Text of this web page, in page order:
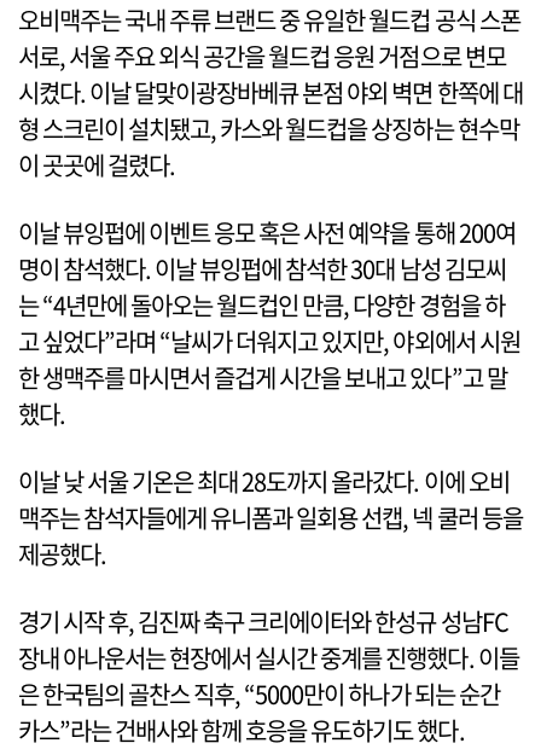
오비맥주는 국내 주류 브랜드 중 유일한 월드컵 공식 스폰
서로, 서울 주요 외식 공간을 월드컵 응원 거점으로 변모
시켰다. 이날 달맞이광장바베큐 본점 야외 벽면 한쪽에 대
형 스크린이 설치됐고, 카스와 월드컵을 상징하는 현수막
이 곳곳에 걸렸다.
이날 뷰잉펍에 이벤트 응모 혹은 사전 예약을 통해 200여
명이 참석했다. 이날 뷰잉펍에 참석한 30대 남성 김모씨
는 “4년만에 돌아오는 월드컵인 만큼, 다양한 경험을 하
고 싶었다”라며 “날씨가 더워지고 있지만, 야외에서 시원
한 생맥주를 마시면서 즐겁게 시간을 보내고 있다”고 말
했다.
이날 낮 서울 기온은 최대 28도까지 올라갔다. 이에 오비
맥주는 참석자들에게 유니폼과 일회용 선캡, 넥 쿨러 등을
제공했다.
경기 시작 후, 김진짜 축구 크리에이터와 한성규 성남FC
장내 아나운서는 현장에서 실시간 중계를 진행했다. 이들
은 한국팀의 골찬스 직후, “5000만이 하나가 되는 순간
카스”라는 건배사와 함께 호응을 유도하기도 했다.